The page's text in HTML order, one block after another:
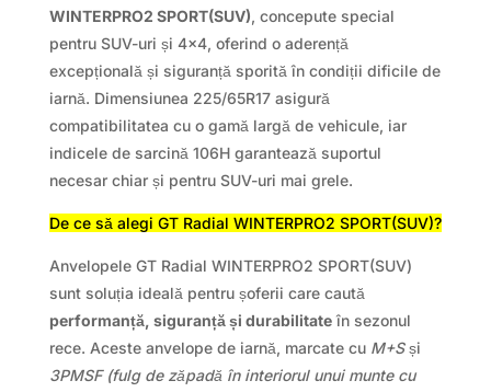
WINTERPRO2 SPORT(SUV), concepute special
pentru SUV-uri și 4×4, oferind o aderență
excepțională și siguranță sporită în condiții dificile de
iarnă. Dimensiunea 225/65R17 asigură
compatibilitatea cu o gamă largă de vehicule, iar
indicele de sarcină 106H garantează suportul
necesar chiar și pentru SUV-uri mai grele.
De ce să alegi GT Radial WINTERPRO2 SPORT(SUV)?
Anvelopele GT Radial WINTERPRO2 SPORT(SUV)
sunt soluția ideală pentru șoferii care caută
performanță, siguranță și durabilitateîn sezonul
rece. Aceste anvelope de iarnă, marcate cu M+Sși
3PMSF (fulg de zăpadă în interiorul unui munte cu